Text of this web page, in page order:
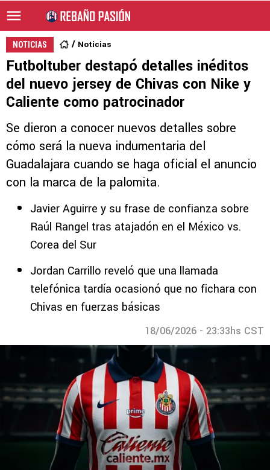
NOTICIAS Noticias
Futboltuber destapó detalles inéditos
del nuevo jersey de Chivas con Nike y
Caliente como patrocinador
Se dieron a conocer nuevos detalles sobre
cómo será la nueva indumentaria del
Guadalajara cuando se haga oficial el anuncio
con la marca de la palomita.
Javier Aguirre y su frase de confianza sobre
Raúl Rangel tras atajadón en el México vs.
Corea del Sur
Jordan Carrillo reveló que una llamada
telefónica tardía ocasionó que no fichara con
Chivas en fuerzas básicas
18/06/2026 - 23:33hs CST